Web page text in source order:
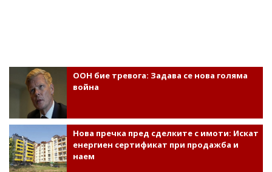
ООН бие тревога: Задава се нова голяма
война
Нова пречка пред сделките с имоти: Искат
енергиен сертификат при продажба и
наем